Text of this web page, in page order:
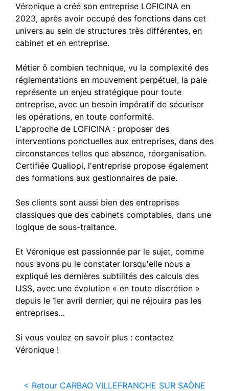
Véronique a créé son entreprise LOFICINA en
2023, après avoir occupé des fonctions dans cet
univers au sein de structures très différentes, en
cabinet et en entreprise.
Métier ô combien technique, vu la complexité des
réglementations en mouvement perpétuel, la paie
représente un enjeu stratégique pour toute
entreprise, avec un besoin impératif de sécuriser
les opérations, en toute conformité.
L'approche de LOFICINA : proposer des
interventions ponctuelles aux entreprises, dans des
circonstances telles que absence, réorganisation.
Certifiée Qualiopi, l'entreprise propose également
des formations aux gestionnaires de paie.
Ses clients sont aussi bien des entreprises
classiques que des cabinets comptables, dans une
logique de sous-traitance.
Et Véronique est passionnée par le sujet, comme
nous avons pu le constater lorsqu'elle nous a
expliqué les dernières subtilités des calculs des
IJSS, avec une évolution « en toute discrétion »
depuis le 1er avril dernier, qui ne réjouira pas les
entreprises…
Si vous voulez en savoir plus : contactez
Véronique !
< Retour CARBAO VILLEFRANCHE SUR SAÔNE